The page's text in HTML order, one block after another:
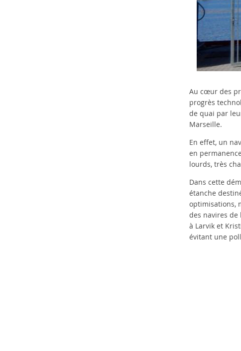
Au cœur des
progrès
de quai par
Marseille.
En effet, un
en
lourds, très
Dans cette
étanche
optimisations,
des navires de
à Larvik et
évitant une